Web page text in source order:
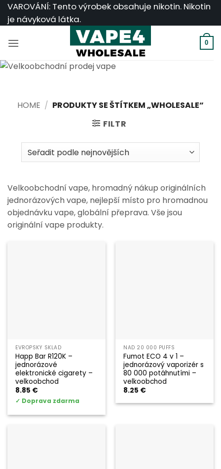
Přeskočit
na
VAROVÁNÍ: Tento výrobek obsahuje nikotin. Nikotin
je návyková látka.
0
HOME / PRODUKTY SE ŠTÍTKEM „WHOLESALE“
FILTR
Velkoobchodní vape, hromadný nákup originálních
jednorázových vape, nejlepší místo pro hromadnou
objednávku vape, globální přeprava. Vše jsou
originální vape produkty.
EVROPSKÝ SKLAD
Happ Bar R120K –
jednorázové
elektronické cigarety –
velkoobchod
8.85 €
✓ Doprava zdarma
NAD 20 000 PUFFS
Fumot ECO 4 v 1 –
jednorázový vaporizér s
80 000 potáhnutími –
velkoobchod
8.25 €